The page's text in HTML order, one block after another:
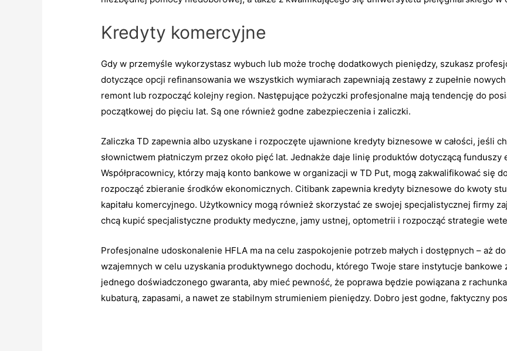
Kredyty komercyjne
Gdy w przemyśle wykorzystasz wybuch lub może trochę dodatkowych pieniędzy, szukasz
dotyczące opcji refinansowania we wszystkich wymiarach zapewniają zestawy z zupełnie
remont lub rozpocząć kolejny region. Następujące pożyczki profesjonalne mają tendencję do
początkowej do pięciu lat. Są one również godne zabezpieczenia i zaliczki.
Zaliczka TD zapewnia albo uzyskane i rozpoczęte ujawnione kredyty biznesowe w całości, jeśli
słownictwem płatniczym przez około pięć lat. Jednakże daje linię produktów dotyczącą
Współpracownicy, którzy mają konto bankowe w organizacji w TD Put, mogą zakwalifikować się
rozpocząć zbieranie środków ekonomicznych. Citibank zapewnia kredyty biznesowe do kwoty
kapitału komercyjnego. Użytkownicy mogą również skorzystać ze swojej specjalistycznej firmy
chcą kupić specjalistyczne produkty medyczne, jamy ustnej, optometrii i rozpocząć strategie
Profesjonalne udoskonalenie HFLA ma na celu zaspokojenie potrzeb małych i dostępnych – aż
wzajemnych w celu uzyskania produktywnego dochodu, którego Twoje stare instytucje bankowe
jednego doświadczonego gwaranta, aby mieć pewność, że poprawa będzie powiązana z
kubaturą, zapasami, a nawet ze stabilnym strumieniem pieniędzy. Dobro jest godne, faktyczny